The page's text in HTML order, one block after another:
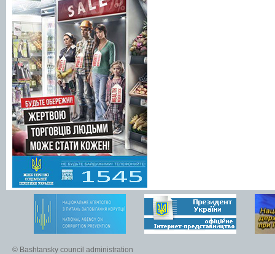
© Bashtansky council administration